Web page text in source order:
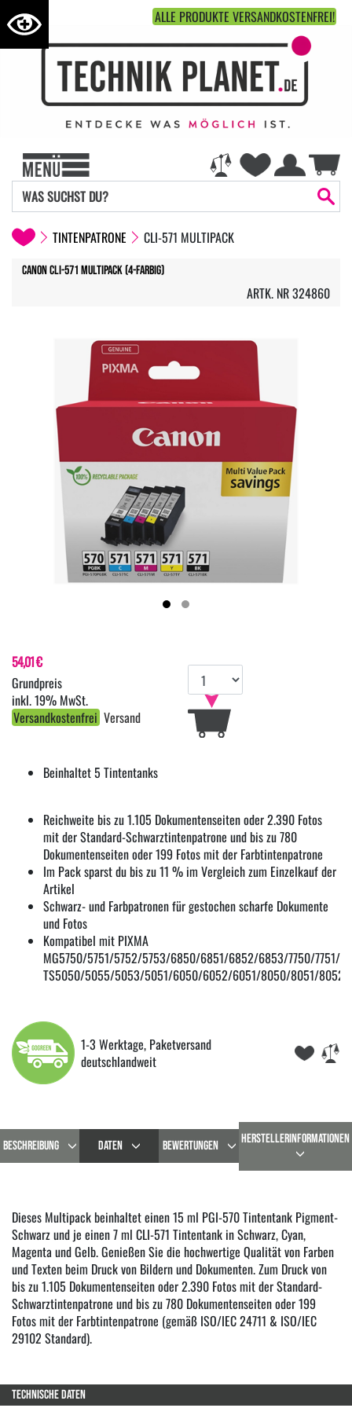
ALLE PRODUKTE VERSANDKOSTENFREI!
TINTENPATRONE CLI-571 MULTIPACK
Canon CLI-571 Multipack (4-farbig)
ARTK. NR 324860
Beinhaltet 5 Tintentanks
Reichweite bis zu 1.105 Dokumentenseiten oder 2.390 Fotos
mit der Standard-Schwarztintenpatrone und bis zu 780
Dokumentenseiten oder 199 Fotos mit der Farbtintenpatrone
Im Pack sparst du bis zu 11 % im Vergleich zum Einzelkauf der
Artikel
Schwarz- und Farbpatronen für gestochen scharfe Dokumente
und Fotos
Kompatibel mit PIXMA
MG5750/5751/5752/5753/6850/6851/6852/6853/7750/7751/
TS5050/5055/5053/5051/6050/6052/6051/8050/8051/
1-3 Werktage, Paketversand
deutschlandweit
54,01 €
inkl. 19% MwSt.
Versandkostenfrei Versand
BESCHREIBUNG DATEN BEWERTUNGEN HERSTELLERINFORMATIONEN
Dieses Multipack beinhaltet einen 15 ml PGI-570 Tintentank Pigment-
Schwarz und je einen 7 ml CLI-571 Tintentank in Schwarz, Cyan,
Magenta und Gelb. Genießen Sie die hochwertige Qualität von Farben
und Texten beim Druck von Bildern und Dokumenten. Zum Druck von
bis zu 1.105 Dokumentenseiten oder 2.390 Fotos mit der Standard-
Schwarztintenpatrone und bis zu 780 Dokumentenseiten oder 199
Fotos mit der Farbtintenpatrone (gemäß ISO/IEC 24711 & ISO/IEC
29102 Standard).
TECHNISCHE DATEN